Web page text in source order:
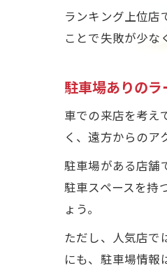
ランキング上位店
ことで失敗が少な
駐車場ありの
車での来店を考え
く、遠方からのア
駐車場がある店舗
駐車スペースを持
ょう。
ただし、人気店で
にも、駐車場情報